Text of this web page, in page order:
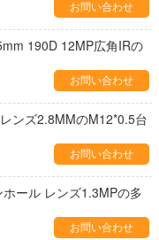
お問い合わせ
190D 12MP広角IRの
お問い合わせ
ンズ2.8MMのM12*0.5台
お問い合わせ
ール レンズ1.3MPの多
お問い合わせ